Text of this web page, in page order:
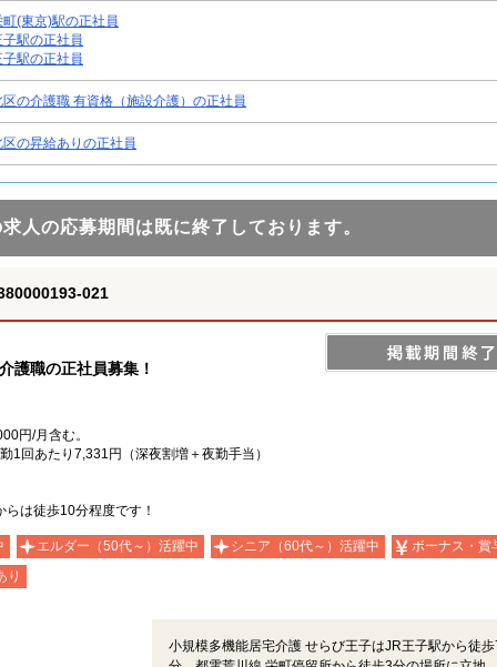
町(東京)駅の正社員
子駅の正社員
子駅の正社員
区の介護職 有資格（施設介護）の正社員
区の昇給ありの正社員
人の応募期間は既に終了しております。
021
護職の正社員募集！
円/月含む。
回あたり7,331円（深夜割増＋夜勤手当）
は徒歩10分程度です！
エルダー（50代～）活躍中 シニア（60代～）活躍中
ボーナス・賞
り
小規模多機能居宅介護 せらび王子はJR王子駅から徒歩